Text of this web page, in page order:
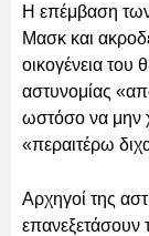
Η επέμβαση
Μασκ και
οικογένεια του
αστυνομίας
ωστόσο να μην
«περαιτέρω
Αρχηγοί της
επανεξετάσουν